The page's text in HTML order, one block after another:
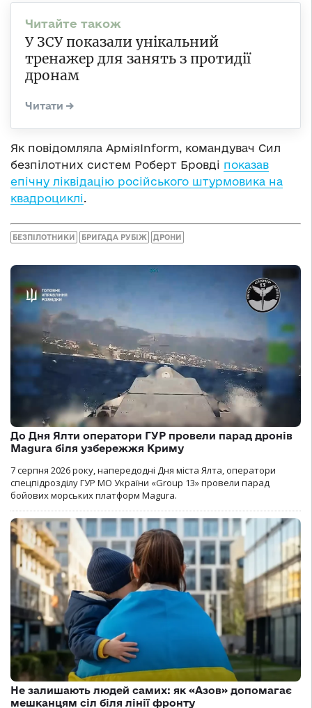
У ЗСУ показали унікальний
тренажер для занять з протидії
дронам
Як повідомляла АрміяInform, командувач Сил
безпілотних систем Роберт Бровді показав
епічну ліквідацію російського штурмовика на
квадроциклі.
БЕЗПІЛОТНИКИ БРИГАДА РУБІЖ ДРОНИ
До Дня Ялти оператори ГУР провели парад дронів
Magura біля узбережжя Криму
7 серпня 2026 року, напередодні Дня міста Ялта, оператори
спецпідрозділу ГУР МО України «Group 13» провели парад
бойових морських платформ Magura.
Не залишають людей самих: як «Азов» допомагає
мешканцям сіл біля лінії фронту